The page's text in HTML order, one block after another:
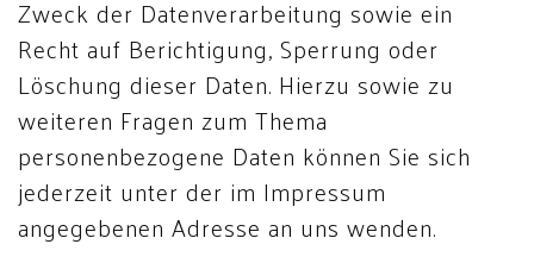
Zweck der Datenverarbeitung sowie ein
Recht auf Berichtigung, Sperrung oder
Löschung dieser Daten. Hierzu sowie zu
weiteren Fragen zum Thema
personenbezogene Daten können Sie sich
jederzeit unter der im Impressum
angegebenen Adresse an uns wenden.